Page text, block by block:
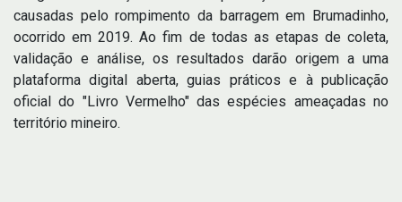
causadas pelo rompimento da barragem em Brumadinho,
ocorrido em 2019. Ao fim de todas as etapas de coleta,
validação e análise, os resultados darão origem a uma
plataforma digital aberta, guias práticos e à publicação
oficial do "Livro Vermelho" das espécies ameaçadas no
território mineiro.